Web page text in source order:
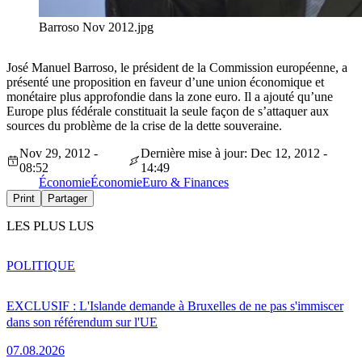
Barroso Nov 2012.jpg
José Manuel Barroso, le président de la Commission européenne, a
présenté une proposition en faveur d’une union économique et
monétaire plus approfondie dans la zone euro. Il a ajouté qu’une
Europe plus fédérale constituait la seule façon de s’attaquer aux
sources du problème de la crise de la dette souveraine.
Nov 29, 2012 -
08:52
Dernière mise à jour: Dec 12, 2012 -
14:49
ÉconomieÉconomieEuro & Finances
Print Partager
LES PLUS LUS
EXCLUSIF : L'Islande demande à Bruxelles de ne pas s'immiscer
dans son référendum sur l'UE
07.08.2026
POLITIQUE